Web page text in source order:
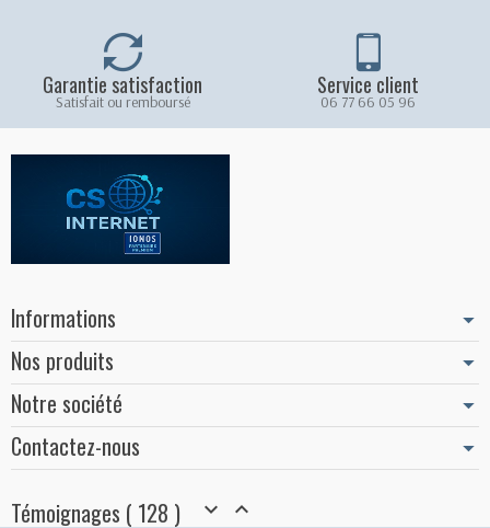
Garantie satisfaction
Satisfait ou remboursé
Service client
06 77 66 05 96
Informations
Nos produits
Notre société
Contactez-nous
Témoignages ( 128 )  